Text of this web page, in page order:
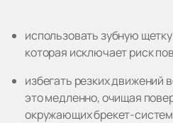
использовать зубную
которая исключает риск
избегать резких движений
это медленно, очищая
окружающих брекет-